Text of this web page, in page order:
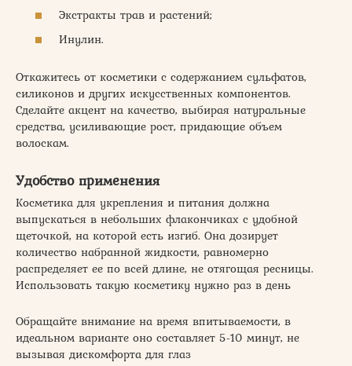
Экстракты трав и растений;
Инулин.
Откажитесь от косметики с содержанием сульфатов,
силиконов и других искусственных компонентов.
Сделайте акцент на качество, выбирая натуральные
средства, усиливающие рост, придающие объем
волоскам.
Удобство применения
Косметика для укрепления и питания должна
выпускаться в небольших флакончиках с удобной
щеточкой, на которой есть изгиб. Она дозирует
количество набранной жидкости, равномерно
распределяет ее по всей длине, не отягощая ресницы.
Использовать такую косметику нужно раз в день
Обращайте внимание на время впитываемости, в
идеальном варианте оно составляет 5-10 минут, не
вызывая дискомфорта для глаз